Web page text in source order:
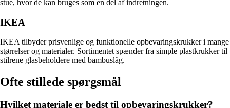
stue, hvor de kan bruges som en del af indretningen.
IKEA
IKEA tilbyder prisvenlige og funktionelle opbevaringskrukker i mange
størrelser og materialer. Sortimentet spænder fra simple plastkrukker til
stilrene glasbeholdere med bambuslåg.
Ofte stillede spørgsmål
Hvilket materiale er bedst til opbevaringskrukker?